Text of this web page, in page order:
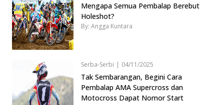
Mengapa Semua Pembalap Berebut
Holeshot?
By: Angga Kuntara
Serba-Serbi | 04/11/2025
Tak Sembarangan, Begini Cara
Pembalap AMA Supercross dan
Motocross Dapat Nomor Start